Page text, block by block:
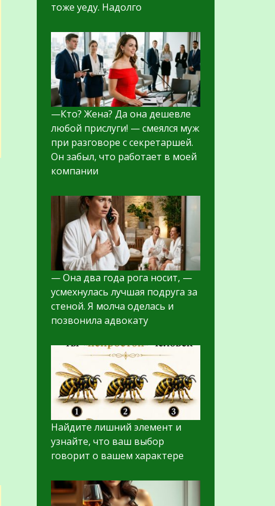
тоже уеду. Надолго
—Кто? Жена? Да она дешевле
любой прислуги! — смеялся муж
при разговоре с секретаршей.
Он забыл, что работает в моей
компании
— Она два года рога носит, —
усмехнулась лучшая подруга за
стеной. Я молча оделась и
позвонила адвокату
Найдите лишний элемент и
узнайте, что ваш выбор
говорит о вашем характере